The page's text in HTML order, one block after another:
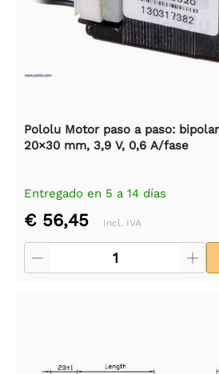
Pololu Motor paso a paso:
20×30 mm, 3,9 V, 0,6 A/fase
Entregado en 5 a 14 días
€ 56,45 Incl. IVA